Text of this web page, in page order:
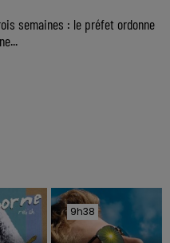
semaines : le préfet ordonne
9h38
9h38